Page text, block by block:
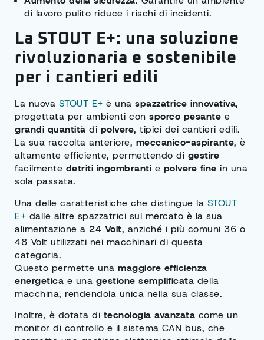
di lavoro pulito riduce i rischi di incidenti.
La STOUT E+: una soluzione
rivoluzionaria e sostenibile
per i cantieri edili
La nuova STOUT E+ è una spazzatrice innovativa,
progettata per ambienti con sporco pesante e
grandi quantità di polvere, tipici dei cantieri edili.
La sua raccolta anteriore, meccanico-aspirante, è
altamente efficiente, permettendo di gestire
facilmente detriti ingombranti e polvere fine in una
sola passata.
Una delle caratteristiche che distingue la STOUT
E+ dalle altre spazzatrici sul mercato è la sua
alimentazione a 24 Volt, anziché i più comuni 36 o
48 Volt utilizzati nei macchinari di questa
categoria.
Questo permette una maggiore efficienza
energetica e una gestione semplificata della
macchina, rendendola unica nella sua classe.
Inoltre, è dotata di tecnologia avanzata come un
monitor di controllo e il sistema CAN bus, che